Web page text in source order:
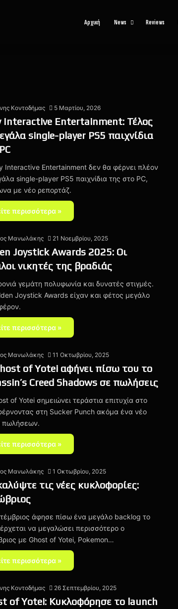
Αρχική News Reviews
Κοντοδήμας 5 Μαρτίου, 2026
Interactive Entertainment: Τέλος
single-player PS5 παιχνίδια
Interactive Entertainment δεν θα φέρνει πλέον
single-player PS5 παιχνίδια της στο PC,
με νέο ρεπορτάζ.
περισσότερα »
Μανωλάκης 21 Νοεμβρίου, 2025
Joystick Awards 2025: Οι
νικητές της βραδιάς
γεμάτη πολυφωνία και δυνατές στιγμές.
Joystick Awards είχαν και φέτος μεγάλο
περισσότερα »
Μανωλάκης 11 Οκτωβρίου, 2025
of Yotei αφήνει πίσω του το
Creed Shadows σε πωλήσεις
of Yotei σημειώνει τεράστια επιτυχία στο
στη Sucker Punch ακόμα ένα νέο
πωλήσεων.
περισσότερα »
Μανωλάκης 1 Οκτωβρίου, 2025
τις νέες κυκλοφορίες:
άφησε πίσω ένα μεγάλο backlog το
να μεγαλώσει περισσότερο ο
με Ghost of Yotei, Pokemon…
περισσότερα »
Κοντοδήμας 26 Σεπτεμβρίου, 2025
of Yotei: Κυκλοφόρησε το launch